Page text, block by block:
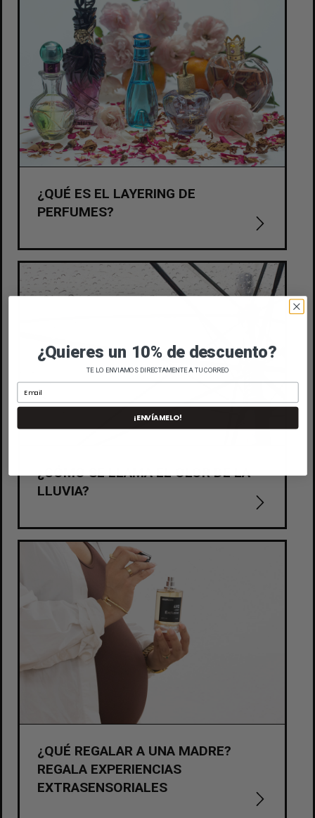
¿QUÉ ES EL LAYERING DE
PERFUMES?
¿CÓMO SE LLAMA EL OLOR DE LA
LLUVIA?
¿QUÉ REGALAR A UNA MADRE?
REGALA EXPERIENCIAS
EXTRASENSORIALES
¿Quieres un 10% de descuento?
TE LO ENVIAMOS DIRECTAMENTE A TU CORREO
¡ENVÍAMELO!